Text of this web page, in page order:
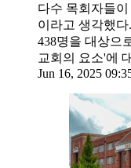
다수 목회자들
이라고 생각했
438명을 대상으
교회의 요소'에
Jun 16, 2025